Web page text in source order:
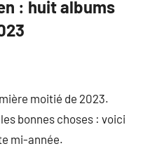
: huit albums
moitié de 2023.
bonnes choses : voici
mi-année.